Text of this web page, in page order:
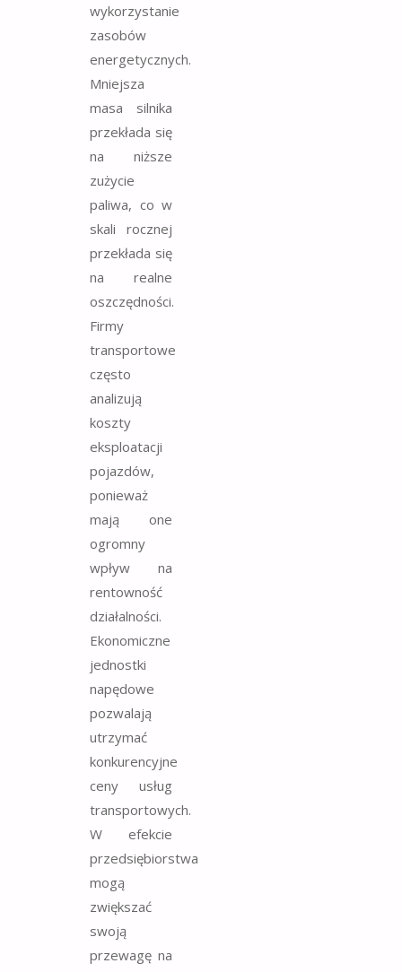
wykorzystanie
zasobów
energetycznych.
Mniejsza
masa silnika
przekłada się
na niższe
zużycie
paliwa, co w
skali rocznej
przekłada się
na realne
oszczędności.
Firmy
transportowe
często
analizują
koszty
eksploatacji
pojazdów,
ponieważ
mają one
ogromny
wpływ na
rentowność
działalności.
Ekonomiczne
jednostki
napędowe
pozwalają
utrzymać
konkurencyjne
ceny usług
transportowych.
W efekcie
przedsiębiorstwa
mogą
zwiększać
swoją
przewagę na